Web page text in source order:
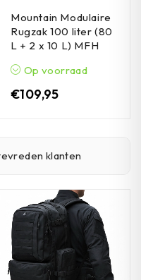
Mountain Modulaire
Rugzak 100 liter (80
L + 2 x 10 L) MFH
Op voorraad
€109,95
klanten